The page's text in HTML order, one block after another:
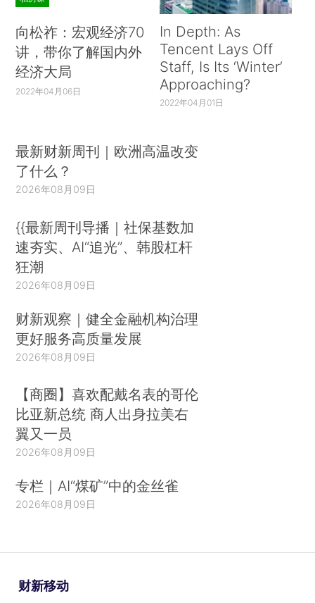
向松祚：宏观经济70
讲，带你了解国内外
经济大局
2022年04月06日
In Depth: As
Tencent Lays Off
Staff, Is Its ‘Winter’
Approaching?
2022年04月01日
最新财新周刊｜欧洲高温改变
了什么？
2026年08月09日
{{最新周刊导播｜社保基数加
速夯实、AI“追光”、韩股杠杆
狂潮
2026年08月09日
财新观察｜健全金融机构治理
更好服务高质量发展
2026年08月09日
【商圈】喜欢配戴名表的哥伦
比亚新总统 商人出身拉美右
翼又一员
2026年08月09日
专栏｜AI“煤矿”中的金丝雀
2026年08月09日
财新移动